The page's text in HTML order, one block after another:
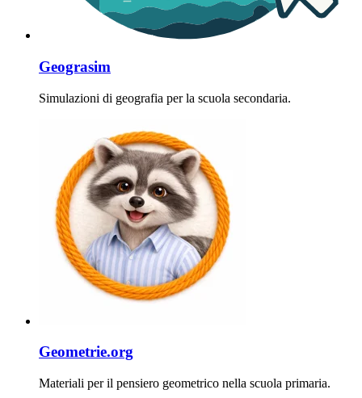
Geograsim
Simulazioni di geografia per la scuola secondaria.
Geometrie.org
Materiali per il pensiero geometrico nella scuola primaria.